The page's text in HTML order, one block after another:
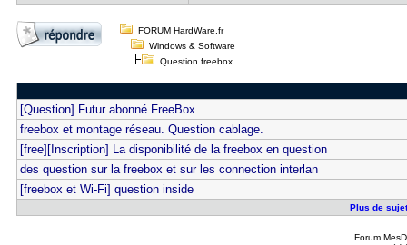
FORUM HardWare.fr
Windows & Software
Question freebox
[Question] Futur abonné FreeBox
freebox et montage réseau. Question cablage.
[free][Inscription] La disponibilité de la freebox en question
des question sur la freebox et sur les connection interlan
[freebox et Wi-Fi] question inside
Plus de
Forum